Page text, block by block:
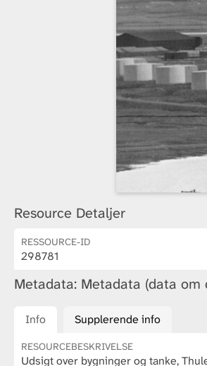
Resource Detaljer
RESSOURCE-ID
298781
Metadata: Metadata (data om
Info Supplerende info
RESOURCEBESKRIVELSE
Udsigt over bygninger og tanke,